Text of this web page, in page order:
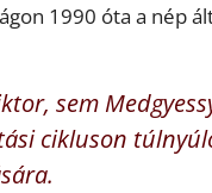
1990 óta a nép
sem
cikluson